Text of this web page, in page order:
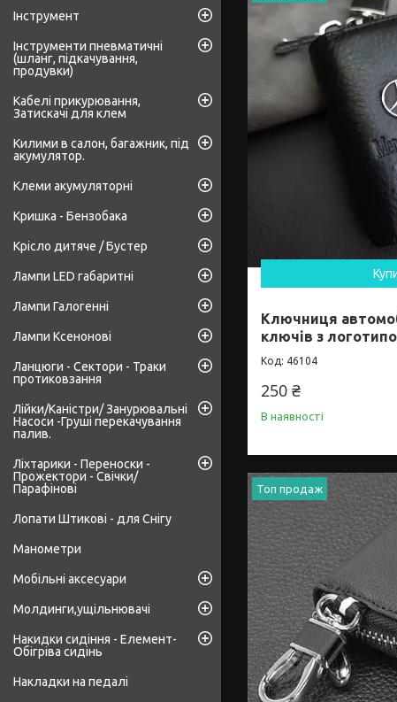
Ключниця
ключів з
46104
250 ₴
В наявності
Топ продаж
Інструмент
Інструменти пневматичні
(шланг, підкачування,
продувки)
Кабелі прикурювання,
Затискачі для клем
Килими в салон, багажник, під
акумулятор.
Клеми акумуляторні
Кришка - Бензобака
Крісло дитяче / Бустер
Лампи LED габаритні
Лампи Галогенні
Лампи Ксенонові
Ланцюги - Сектори - Траки
протиковзання
Лійки/Каністри/ Занурювальні
Насоси -Груші перекачування
палив.
Ліхтарики - Переноски -
Прожектори - Свічки/
Парафінові
Лопати Штикові - для Снігу
Манометри
Мобільні аксесуари
Молдинги,ущільнювачі
Накидки сидіння - Елемент-
Обігріва сидінь
Накладки на педалі